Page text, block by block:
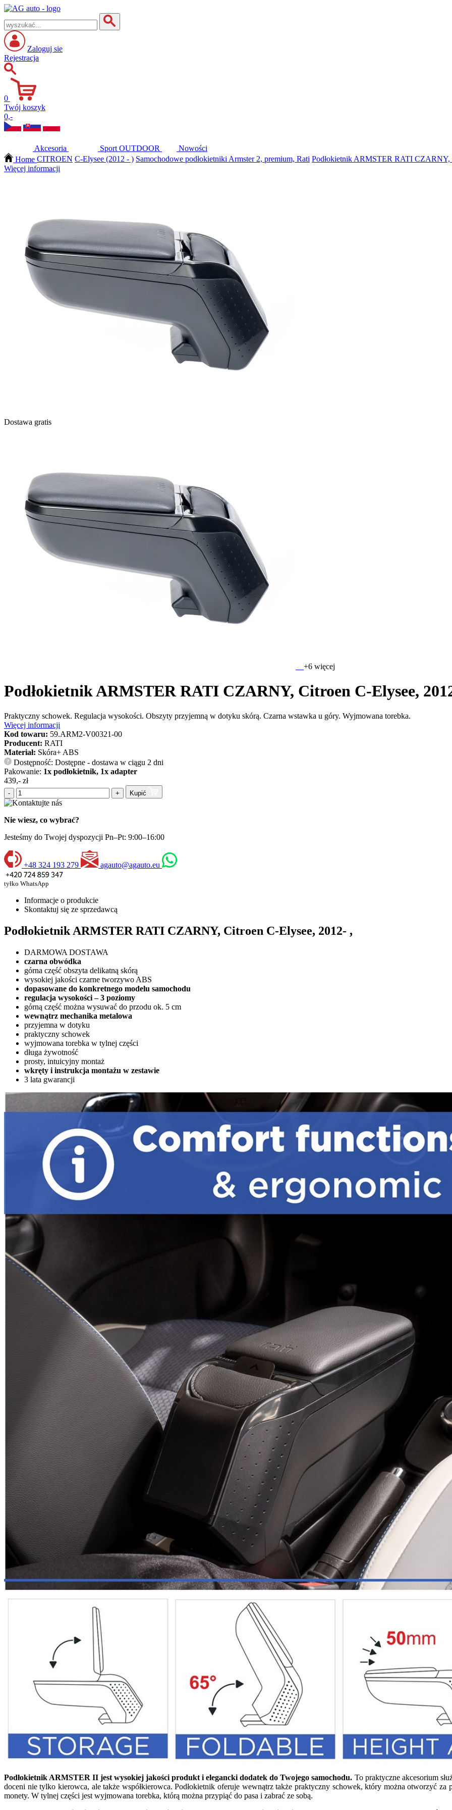
Zaloguj sie
Rejestracja
0
Twój koszyk
0,-
Akcesoria Sport OUTDOOR
Nowości
Home CITROEN C-Elysee (2012 - ) Samochodowe podłokietniki Armster 2, premium, Rati Podłokietnik ARMSTER RATI CZARNY,
Więcej informacji
Dostawa gratis
+6 więcej
Podłokietnik ARMSTER RATI CZARNY, Citroen C-Elysee,
Praktyczny schowek. Regulacja wysokości. Obszyty przyjemną w dotyku skórą. Czarna wstawka u góry. Wyjmowana torebka.
Więcej informacji
Kod towaru: 59.ARM2-V00321-00
Producent: RATI
Materiał: Skóra+ ABS
?
Dostępność: Dostępne - dostawa w ciągu 2 dni
Pakowanie: 1x podłokietnik, 1x adapter
439,- zł
- + Kupić
Nie wiesz, co wybrać?
Jesteśmy do Twojej dyspozycji Pn–Pt: 9:00–16:00
+48 324 193 279 agauto@agauto.eu
tyłko WhatsApp
Informacje o produkcie
Skontaktuj się ze sprzedawcą
Podłokietnik ARMSTER RATI CZARNY, Citroen C-Elysee, 2012- ,
DARMOWA DOSTAWA
czarna obwódka
górna część obszyta delikatną skórą
wysokiej jakości czarne tworzywo ABS
dopasowane do konkretnego modelu samochodu
regulacja wysokości – 3 poziomy
górną część można wysuwać do przodu ok. 5 cm
wewnątrz mechanika metalowa
przyjemna w dotyku
praktyczny schowek
wyjmowana torebka w tylnej części
długa żywotność
prosty, intuicyjny montaż
wkręty i instrukcja montażu w zestawie
3 lata gwarancji
Podłokietnik ARMSTER II jest wysokiej jakości produkt i elegancki dodatek do Twojego samochodu. To praktyczne akcesorium
doceni nie tylko kierowca, ale także współkierowca. Podłokietnik oferuje wewnątrz także praktyczny schowek, który można otworzyć
monety. W tylnej części jest wyjmowana torebka, którą można przypiąć do pasa i zabrać ze sobą.